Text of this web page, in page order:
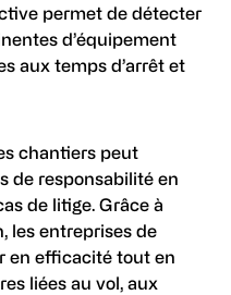
permet de détecter
d’équipement
aux temps d’arrêt et
chantiers peut
de responsabilité en
de litige. Grâce à
les entreprises de
en efficacité tout en
liées au vol, aux